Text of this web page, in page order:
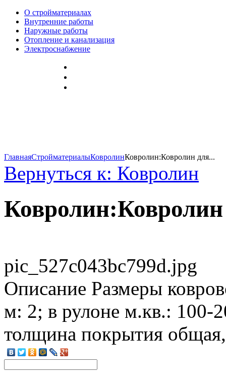
О стройматериалах
Внутренние работы
Наружные работы
Отопление и канализация
Электроснабжение
ГлавнаяСтройматериалыКовролинКовролин:Ковролин для...
Вернуться к: Ковролин
pic_527c043bc799d.jpg
Описание Размеры
м: 2; в рулоне м.кв.: 100-
толщина покрытия